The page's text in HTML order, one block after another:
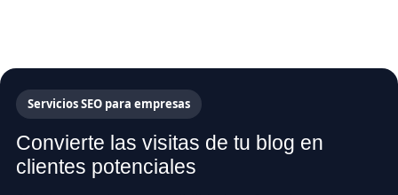
Servicios SEO para empresas
Convierte las visitas de tu blog en
clientes potenciales